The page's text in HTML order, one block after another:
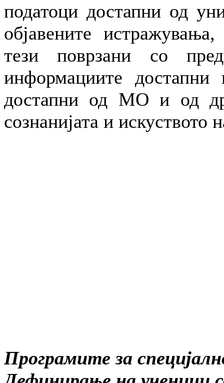
податоци достапни од
објавените
тези поврзани со
информациите достапни
достапни од МО и од
сознанијата и искуството
Програмите за